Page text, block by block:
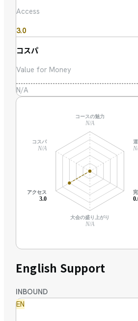
Access
3.0
コスパ
Value for Money
N/A
コースの魅力
N/A
大会の盛り上がり
N/A
アクセス
3.0
コスパ
N/A
English Support
INBOUND
EN